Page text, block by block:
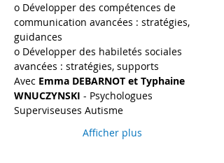
o Développer des compétences de
communication avancées : stratégies,
guidances
o Développer des habiletés sociales
avancées : stratégies, supports
Avec Emma DEBARNOT et Typhaine
WNUCZYNSKI - Psychologues
Superviseuses Autisme
Afficher plus